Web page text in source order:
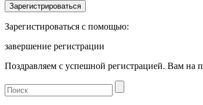
Зарегистироваться с помощью:
завершение регистрации
Поздравляем с успешной регистрацией. Вам на